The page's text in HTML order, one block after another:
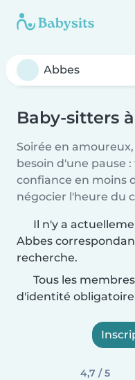
Baby-sitters
Soirée en
besoin d'une pause
confiance en moins
négocier l'heure du
Il n'y a
Abbes
recherche.
Tous les
d'identité obligatoire
4,7 / 5